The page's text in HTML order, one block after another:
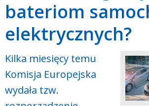
bateriom
elektrycznych?
Kilka miesięcy temu
Komisja Europejska
wydała tzw.